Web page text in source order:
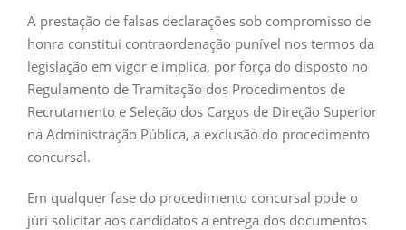
A prestação de falsas declarações sob compromisso de
honra constitui contraordenação punível nos termos da
legislação em vigor e implica, por força do disposto no
Regulamento de Tramitação dos Procedimentos de
Recrutamento e Seleção dos Cargos de Direção Superior
na Administração Pública, a exclusão do procedimento
concursal.
Em qualquer fase do procedimento concursal pode o
júri solicitar aos candidatos a entrega dos documentos